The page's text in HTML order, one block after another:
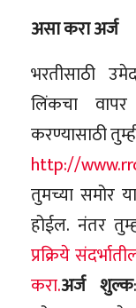
असा करा अर्ज
भरतीसाठी
लिंकचा
करण्यासाठी
http://
तुमच्या समोर
होईल. नंतर
प्रक्रिये
करा.अर्ज शुल्क